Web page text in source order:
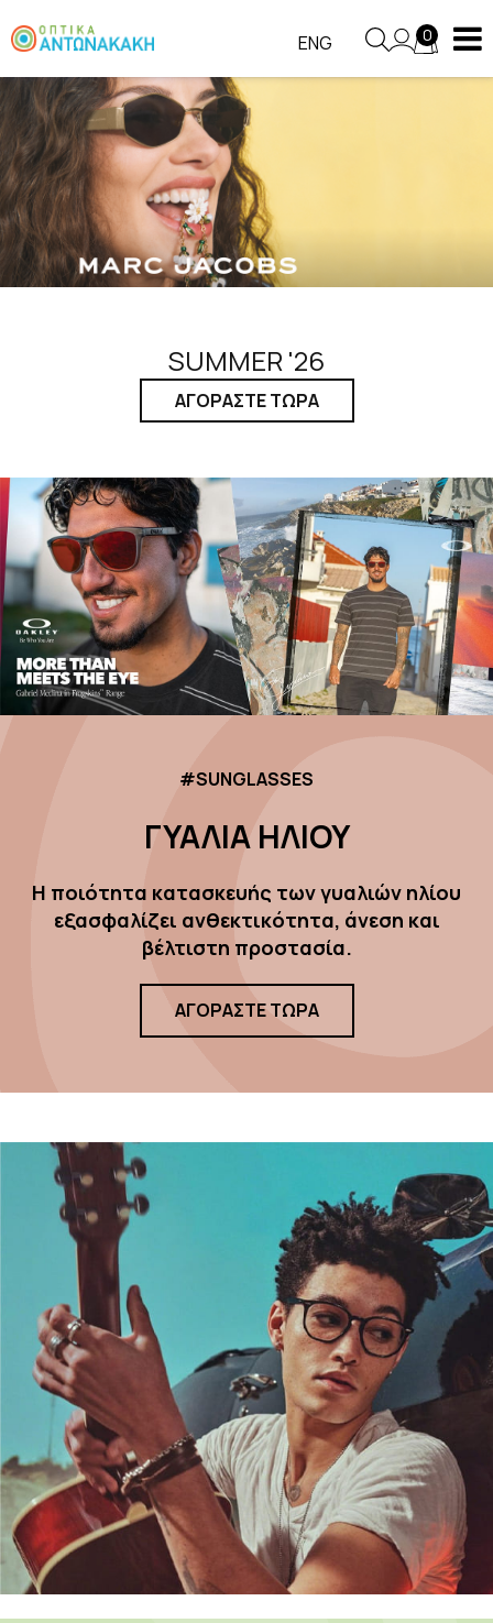
ENG 0
SUMMER '26
ΑΓΟΡΑΣΤΕ ΤΩΡΑ
#SUNGLASSES
ΓΥΑΛΙΑ ΗΛΙΟΥ
Η ποιότητα κατασκευής των γυαλιών ηλίου
εξασφαλίζει ανθεκτικότητα, άνεση και
βέλτιστη προστασία.
ΑΓΟΡΑΣΤΕ ΤΩΡΑ